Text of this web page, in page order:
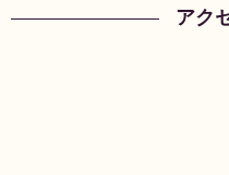
アク